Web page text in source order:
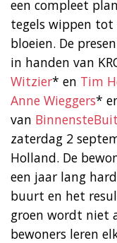
een compleet
tegels wippen tot
bloeien. De
in handen van
Witzier* en Tim
Anne Wieggers*
van
zaterdag 2
Holland. De
een jaar lang
buurt en het
groen wordt niet
bewoners leren